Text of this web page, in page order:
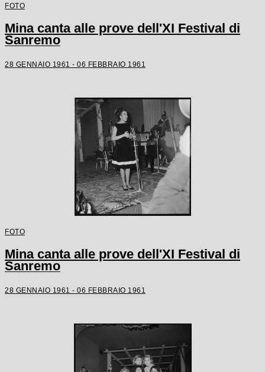
FOTO
Mina canta alle prove dell'XI Festival di
Sanremo
28 GENNAIO 1961 - 06 FEBBRAIO 1961
FOTO
Mina canta alle prove dell'XI Festival di
Sanremo
28 GENNAIO 1961 - 06 FEBBRAIO 1961